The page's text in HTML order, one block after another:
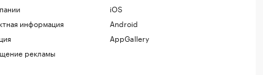
информация
рекламы
iOS
Android
AppGallery